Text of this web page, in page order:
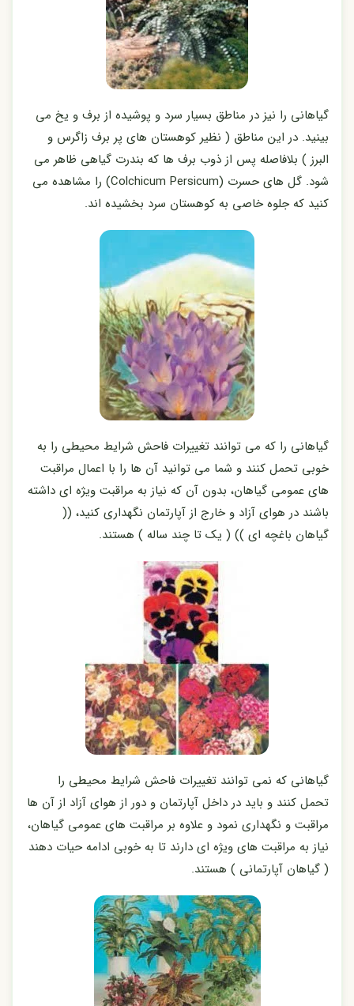
گیاهانی را نیز در مناطق بسیار سرد و پوشیده از برف و یخ می
بینید. در این مناطق ( نظیر کوهستان های پر برف زاگرس و
البرز ) بلافاصله پس از ذوب برف ها که بندرت گیاهی ظاهر می
شود. گل های حسرت (Colchicum Persicum) را مشاهده می
کنید که جلوه خاصی به کوهستان سرد بخشیده اند.
گیاهانی را که می توانند تغییرات فاحش شرایط محیطی را به
خوبی تحمل کنند و شما می توانید آن ها را با اعمال مراقبت
های عمومی گیاهان، بدون آن که نیاز به مراقبت ویژه ای داشته
باشند در هوای آزاد و خارج از آپارتمان نگهداری کنید، ((
گیاهان باغچه ای )) ( یک تا چند ساله ) هستند.
گیاهانی که نمی توانند تغییرات فاحش شرایط محیطی را
تحمل کنند و باید در داخل آپارتمان و دور از هوای آزاد از آن ها
مراقبت و نگهداری نمود و علاوه بر مراقبت های عمومی گیاهان،
نیاز به مراقبت های ویژه ای دارند تا به خوبی ادامه حیات دهند
( گیاهان آپارتمانی ) هستند.